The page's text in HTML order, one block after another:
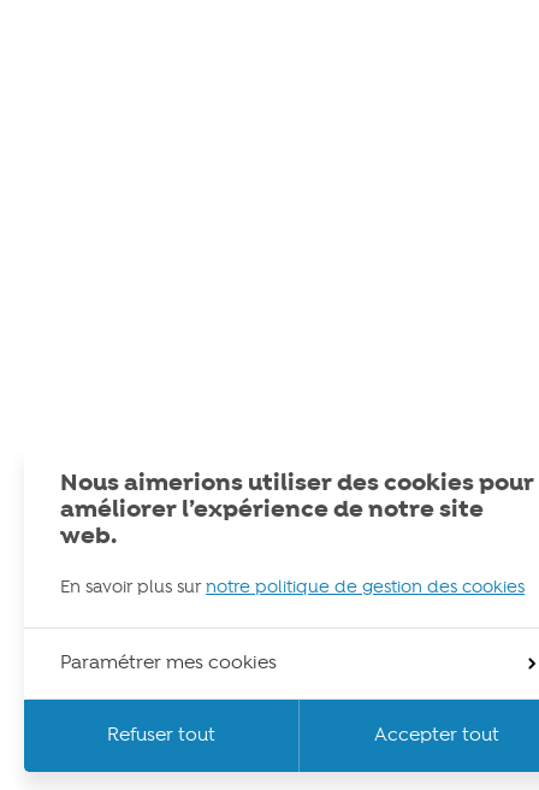
Nous aimerions utiliser des cookies pour
améliorer l’expérience de notre site
web.
En savoir plus surnotre politique de gestion des cookies
Paramétrer mes cookies
Refuser tout Accepter tout